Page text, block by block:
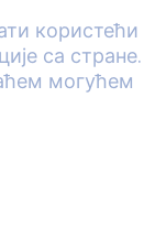
користећи
са стране.
могућем